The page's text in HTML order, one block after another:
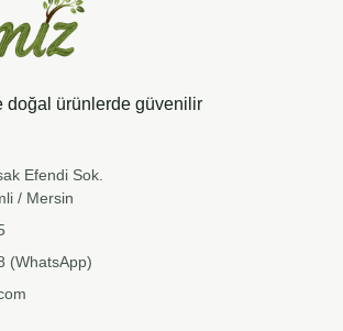
doğal ürünlerde güvenilir
Efendi Sok.
/ Mersin
(WhatsApp)